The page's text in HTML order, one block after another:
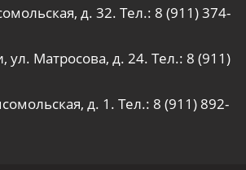
д. 32. Тел.: 8 (911) 374-
ул. Матросова, д. 24. Тел.: 8 (911)
д. 1. Тел.: 8 (911) 892-